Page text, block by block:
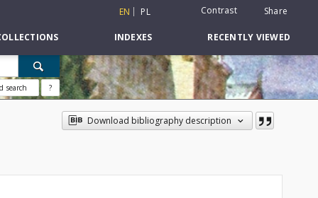
EN PL Contrast Share
INDEXES RECENTLY VIEWED
search ?
Download bibliography description